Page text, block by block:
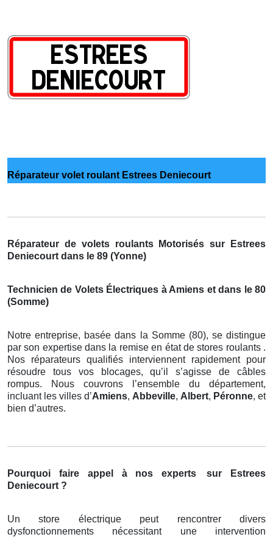
Réparateur volet roulant Estrees Deniecourt
Réparateur de volets roulants Motorisés sur Estrees
Deniecourt dans le 89 (Yonne)
Technicien de Volets Électriques à Amiens et dans le 80
(Somme)
Notre entreprise, basée dans la Somme (80), se distingue
par son expertise dans la remise en état de stores roulants .
Nos réparateurs qualifiés interviennent rapidement pour
résoudre tous vos blocages, qu’il s’agisse de câbles
rompus. Nous couvrons l’ensemble du département,
incluant les villes d’Amiens, Abbeville, Albert, Péronne, et
bien d’autres.
Pourquoi faire appel à nos experts
sur Estrees
Deniecourt ?
Un store électrique peut rencontrer divers
dysfonctionnements nécessitant une intervention